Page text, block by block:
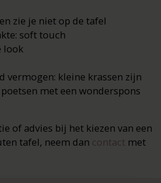
zie je niet op de tafel
soft touch
look
vermogen: kleine krassen zijn
met een wonderspons
of advies bij het kiezen van een
tafel, neem dan contact met